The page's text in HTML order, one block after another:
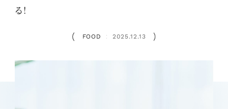
る！
FOOD ： 2025.12.13